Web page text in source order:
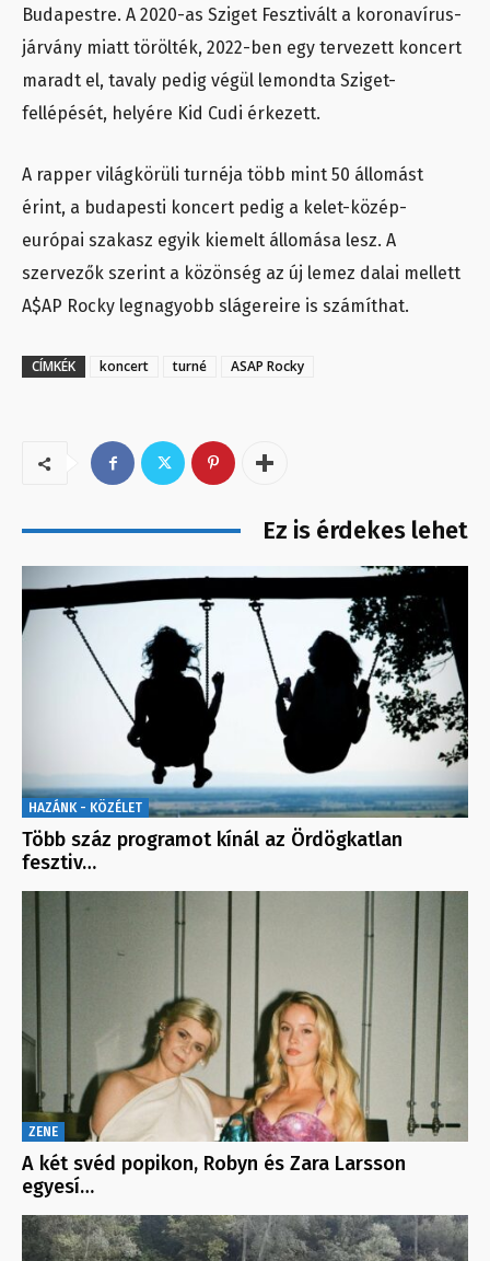
Budapestre. A 2020-as Sziget Fesztivált a koronavírus-
járvány miatt törölték, 2022-ben egy tervezett koncert
maradt el, tavaly pedig végül lemondta Sziget-
fellépését, helyére Kid Cudi érkezett.
A rapper világkörüli turnéja több mint 50 állomást
érint, a budapesti koncert pedig a kelet-közép-
európai szakasz egyik kiemelt állomása lesz. A
szervezők szerint a közönség az új lemez dalai mellett
A$AP Rocky legnagyobb slágereire is számíthat.
CÍMKÉK koncert turné ASAP Rocky
Ez is érdekes lehet
HAZÁNK - KÖZÉLET
Több száz programot kínál az Ördögkatlan
fesztiv…
ZENE
A két svéd popikon, Robyn és Zara Larsson
egyesí…